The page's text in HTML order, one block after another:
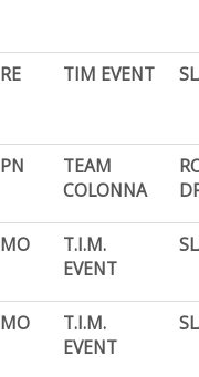
RE TIM EVENT
PN
TEAM
COLONNA
MO
T.I.M.
EVENT
MO
T.I.M.
EVENT